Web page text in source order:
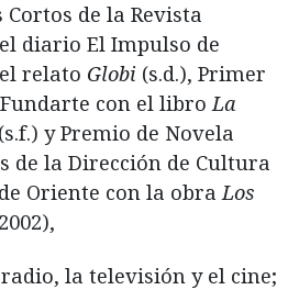
de la Revista
diario El Impulso de
relato Globi (s.d.), Primer
con el libroLa
(s.f.) y Premio de Novela
de la Dirección de Cultura
Oriente con la obraLos
la televisión y el cine;